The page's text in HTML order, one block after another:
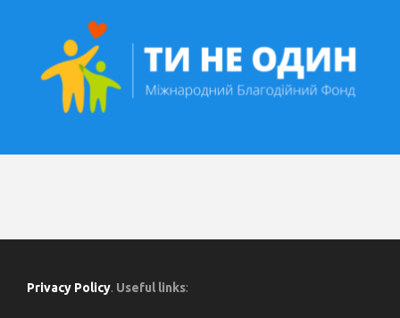
Privacy Policy. Useful links: